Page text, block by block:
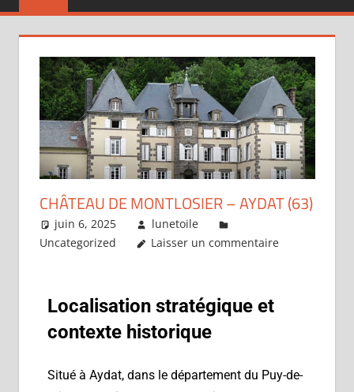
–
CHÂTEAU DE MONTLOSIER – AYDAT (63)
juin 6, 2025
lunetoile
Uncategorized
Laisser un commentaire
Localisation stratégique et
contexte historique
Situé à Aydat, dans le département du Puy-de-